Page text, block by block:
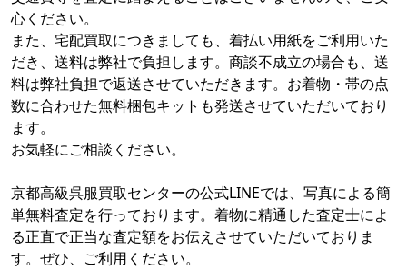
心ください。
また、宅配買取につきましても、着払い用紙をご利用いた
だき、送料は弊社で負担します。商談不成立の場合も、送
料は弊社負担で返送させていただきます。お着物・帯の点
数に合わせた無料梱包キットも発送させていただいており
ます。
お気軽にご相談ください。
京都高級呉服買取センターの公式LINEでは、写真による簡
単無料査定を行っております。着物に精通した査定士によ
る正直で正当な査定額をお伝えさせていただいておりま
す。ぜひ、ご利用ください。